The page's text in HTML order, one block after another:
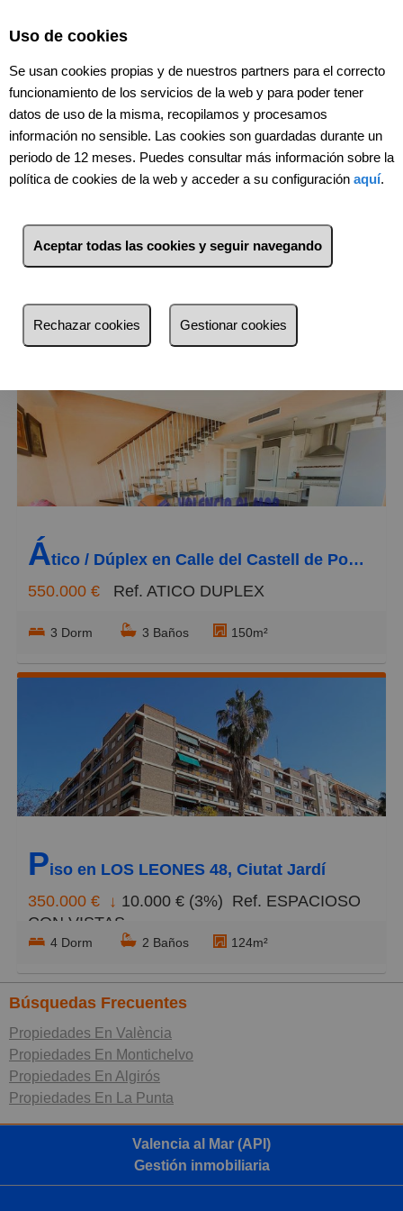
2 Inmuebles València (València)
Menos reciente
Baratos
Pequeños
Grandes
Ático / Dúplex en Calle del Castell de Pop 2, La Punta
550.000 €
Ref. ATICO DUPLEX
3 Dorm 3 Baños 150m²
Piso en LOS LEONES 48, Ciutat Jardí
350.000 € ↓ 10.000 € (3%) Ref. ESPACIOSO
CON VISTAS
4 Dorm 2 Baños 124m²
Búsquedas Frecuentes
Propiedades En València
Propiedades En Montichelvo
Propiedades En Algirós
Propiedades En La Punta
Valencia al Mar (API)
Gestión inmobiliaria
Uso de cookies
Se usan cookies propias y de nuestros partners para el correcto
funcionamiento de los servicios de la web y para poder tener
datos de uso de la misma, recopilamos y procesamos
información no sensible. Las cookies son guardadas durante un
periodo de 12 meses. Puedes consultar más información sobre la
política de cookies de la web y acceder a su configuración aquí.
Aceptar todas las cookies y seguir navegando
Rechazar cookies Gestionar cookies